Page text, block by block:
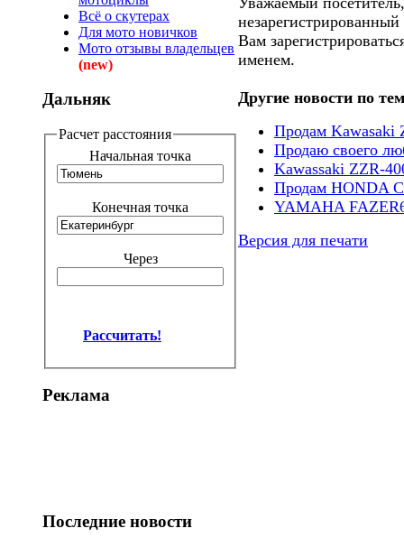
Всё о скутерах
Для мото новичков
Мото отзывы владельцев
(new)
Дальняк
Расчет расстояния
Начальная точка
Конечная точка
Через
Рассчитать!
Реклама
Последние новости
Вам
именем.
Другие новости по
Продам Kawasaki
Продаю своего
Kawassaki ZZR-
Продам HONDA
YAMAHA
Версия для печати